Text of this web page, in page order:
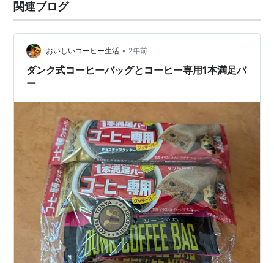
関連ブログ
おいしいコーヒー生活 • 2年前
ダンク式コーヒーバッグとコーヒー専用1本満足バ
ー